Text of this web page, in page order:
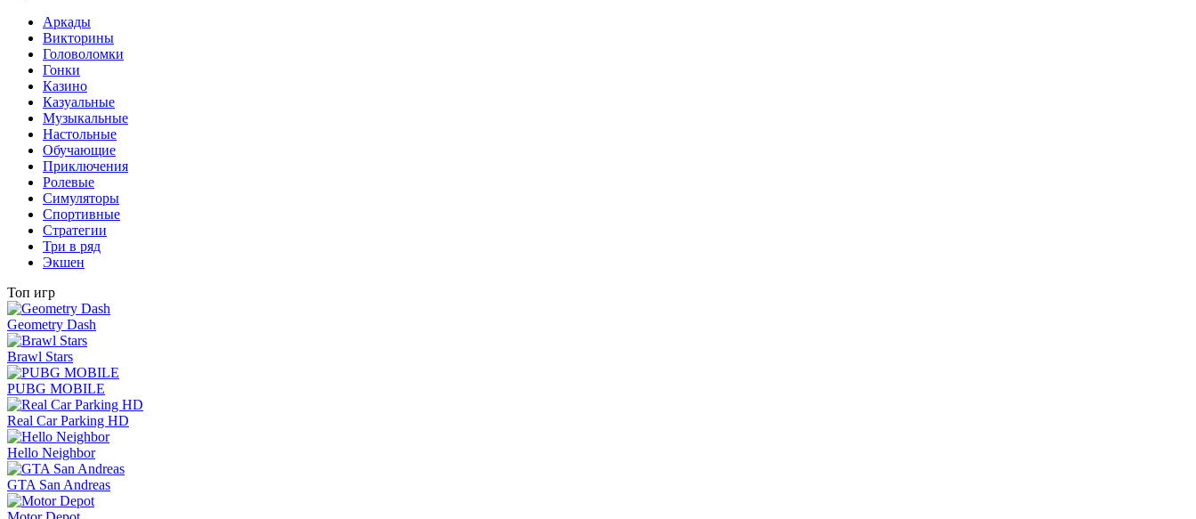
Аркады
Викторины
Головоломки
Гонки
Казино
Казуальные
Музыкальные
Настольные
Обучающие
Приключения
Ролевые
Симуляторы
Спортивные
Стратегии
Три в ряд
Экшен
Топ игр
Geometry Dash
Brawl Stars
PUBG MOBILE
Real Car Parking HD
Hello Neighbor
GTA San Andreas